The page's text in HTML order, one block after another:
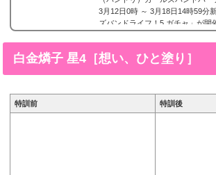
3月12日0時 ～ 3月18日14時59分
ズバンドライフ！5 ガチャ」が開
回は、市ヶ谷有咲 星4［うさコロ
白金燐子 星4［想い、ひと塗り］
特訓前 特訓後